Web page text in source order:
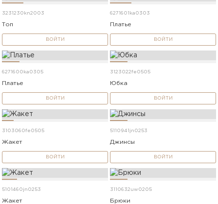
3231230kn2003
Топ
ВОЙТИ
6271601ka0303
Платье
ВОЙТИ
6271600ka0305
Платье
ВОЙТИ
3123022fe0505
Юбка
ВОЙТИ
3103060fe0505
Жакет
ВОЙТИ
5110941jn0253
Джинсы
ВОЙТИ
5101460jn0253
Жакет
3110632uw0205
Брюки